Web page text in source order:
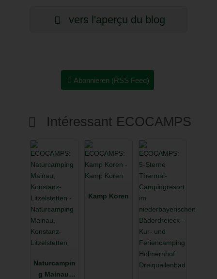
vers l'aperçu du blog
Abonnieren (RSS Feed)
Intéressant ECOCAMPS
Naturcampin
g Mainau,
Kamp Koren